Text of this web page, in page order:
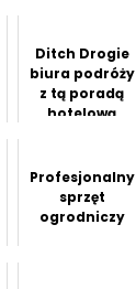
Ditch Drogie
biura podróży
z tą poradą
hotelową
Profesjonalny
sprzęt
ogrodniczy